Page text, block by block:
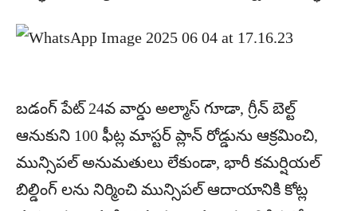
బడంగ్‌ పేట్‌ 24వ వార్డు అల్మాస్‌ గూడా, గ్రీన్‌ బెల్ట్‌
ఆనుకుని 100 ఫీట్ల మాస్టర్‌ ప్లాన్‌ రోడ్డును ఆక్రమించి,
మున్సిపల్‌ అనుమతులు లేకుండా, భారీ కమర్షియల్‌
బిల్డింగ్‌ లను నిర్మించి మున్సిపల్‌ ఆదాయానికి కోట్ల